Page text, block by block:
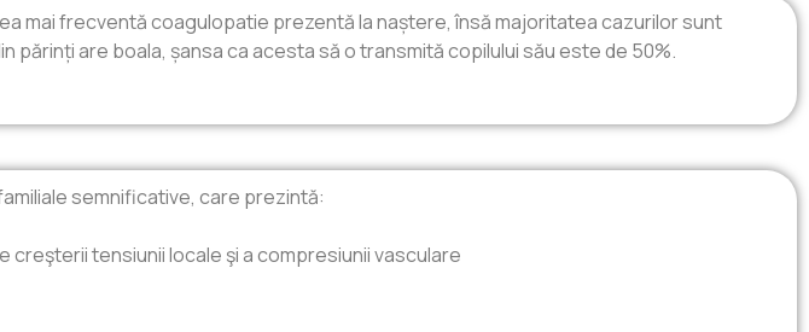
mai frecventă coagulopatie prezentă la naștere, însă majoritatea cazurilor sunt
părinți are boala, șansa ca acesta să o transmită copilului său este de 50%.
semnificative, care prezintă:
tensiunii locale şi a compresiunii vasculare